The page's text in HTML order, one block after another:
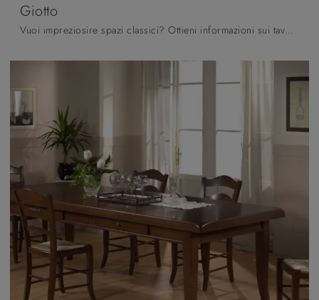
Giotto
Vuoi impreziosire spazi classici? Ottieni informazioni sui tavoli classici allungabili: il modello da pranzo Giotto ti attende.